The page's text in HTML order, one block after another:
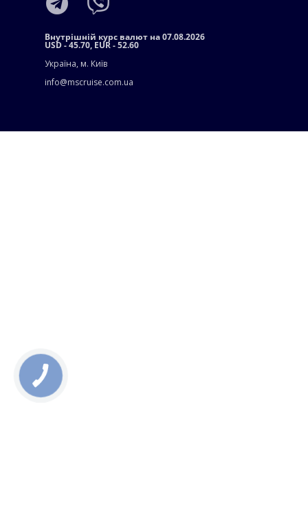
Внутрішній курс валют на 07.08.2026
USD - 45.70, EUR - 52.60
Україна, м. Київ
info@mscruise.com.ua